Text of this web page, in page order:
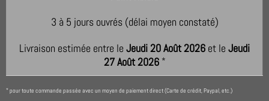
3 à 5 jours ouvrés (délai moyen constaté)
Livraison estimée entre le Jeudi 20 Août 2026 et le Jeudi
27 Août 2026 *
* pour toute commande passée avec un moyen de paiement direct (Carte de crédit, Paypal, etc.)